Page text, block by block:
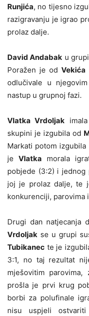
Runjića, no tijesno
razigravanju je igrao
prolaz dalje.
David Andabak u
Poražen je odVekića
odlučivale u
nastup u grupnoj fazi.
Vlatka Vrdoljak
skupini je izgubila od
Markati potom izgubila
je Vlatka morala
pobjede (3:2) i jednog
joj je prolaz dalje, te
konkurenciji, parovima
Drugi dan natjecanja
Vrdoljak se u grupi
Tubikanec te je
3:1, no taj rezultat
mješovitim parovima,
prošla je prvi krug
borbi za polufinale
nisu uspjeli